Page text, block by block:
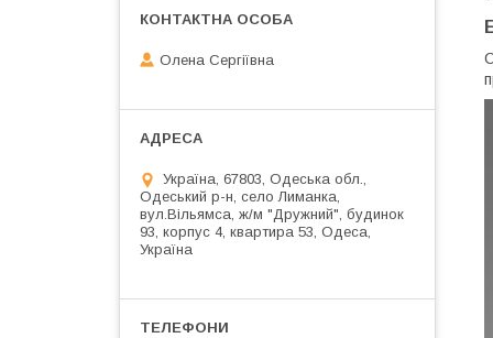
Олена Сергіївна
Україна, 67803, Одеська обл.,
Одеський р-н, село Лиманка,
вул.Вільямса, ж/м "Дружний", будинок
93, корпус 4, квартира 53, Одеса,
Україна